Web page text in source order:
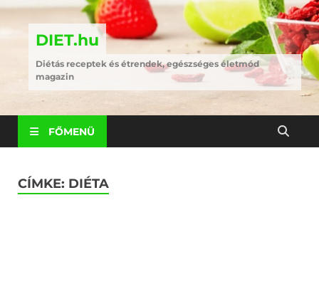
DIET.hu
Diétás receptek és étrendek, egészséges életmód
magazin
FŐMENÜ
CÍMKE: DIÉTA